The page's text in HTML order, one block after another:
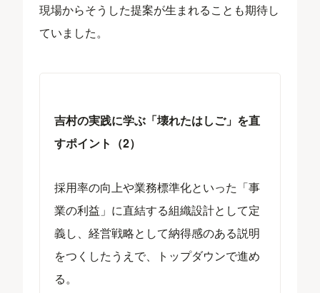
現場からそうした提案が生まれることも期待し
ていました。
吉村の実践に学ぶ「壊れたはしご」を直
すポイント（2）
採用率の向上や業務標準化といった「事
業の利益」に直結する組織設計として定
義し、経営戦略として納得感のある説明
をつくしたうえで、トップダウンで進め
る。